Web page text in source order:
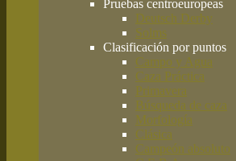
Pruebas centroeuropeas
Deutsch Derby
Solms
Clasificación por puntos
Campo y Agua
Caza Práctica
Primavera
Búsqueda de caza
Morfología
Clásica
Campeón absoluto